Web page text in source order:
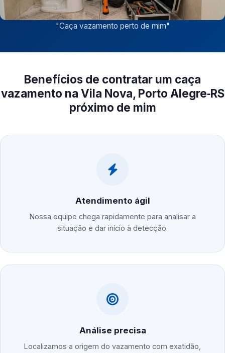
"Caça vazamento perto de mim"
Benefícios de contratar um caça
vazamento na Vila Nova, Porto Alegre‑RS
próximo de mim
Atendimento ágil
Nossa equipe chega rapidamente para analisar a
situação e dar início à detecção.
Análise precisa
Localizamos a origem do vazamento com exatidão,